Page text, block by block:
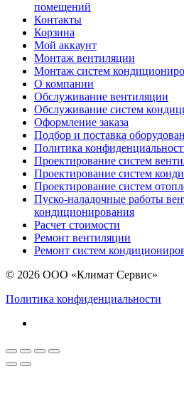
помещений
Контакты
Корзина
Мой аккаунт
Монтаж вентиляции
Монтаж систем
О компании
Обслуживание вентиляции
Обслуживание систем
Оформление заказа
Подбор и поставка
Политика
Проектирование систем
Проектирование систем
Проектирование систем
Пуско-наладочные работы
кондиционирования
Расчет стоимости
Ремонт вентиляции
Ремонт систем
© 2026 ООО «Климат Сервис»
Политика конфиденциальности